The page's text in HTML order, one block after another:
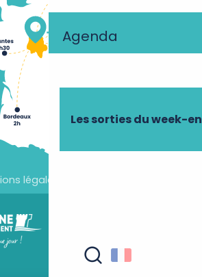
Agenda
Les sorties du week-
légales